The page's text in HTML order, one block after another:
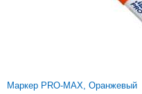
Маркер PRO-MAX, Оранжевый